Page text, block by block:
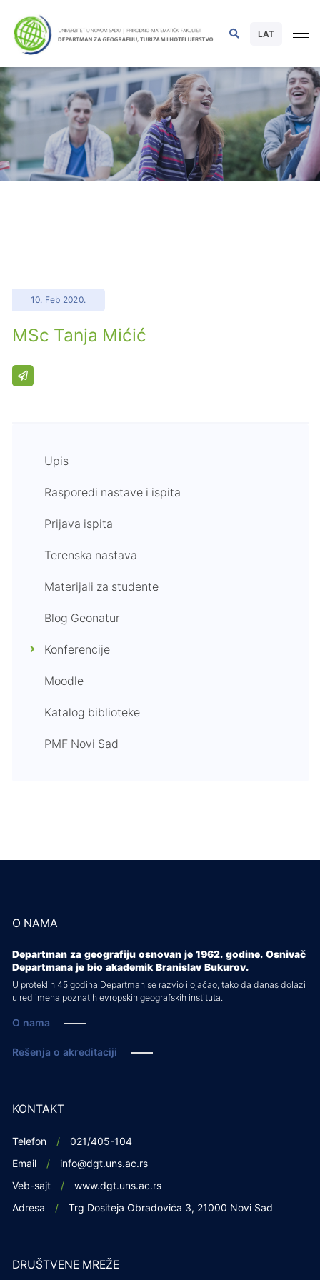
LAT
10. Feb 2020.
MSc Tanja Mićić
Upis
Rasporedi nastave i ispita
Prijava ispita
Terenska nastava
Materijali za studente
Blog Geonatur
Konferencije
Moodle
Katalog biblioteke
PMF Novi Sad
O NAMA
Departman za geografiju osnovan je 1962. godine. Osnivač
Departmana je bio akademik Branislav Bukurov.
U proteklih 45 godina Departman se razvio i ojačao, tako da danas dolazi
u red imena poznatih evropskih geografskih instituta.
O nama
Rešenja o akreditaciji
KONTAKT
Telefon
021/405-104
Email
info@dgt.uns.ac.rs
Veb-sajt
www.dgt.uns.ac.rs
Adresa
Trg Dositeja Obradovića 3, 21000 Novi Sad
DRUŠTVENE MREŽE